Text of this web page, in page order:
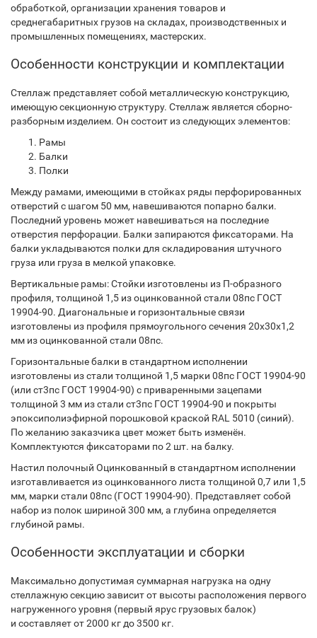
обработкой, организации хранения товаров и
среднегабаритных грузов на складах, производственных и
промышленных помещениях, мастерских.
Особенности конструкции и комплектации
Стеллаж представляет собой металлическую конструкцию,
имеющую секционную структуру. Стеллаж является сборно-
разборным изделием. Он состоит из следующих элементов:
Рамы
Балки
Полки
Между рамами, имеющими в стойках ряды перфорированных
отверстий с шагом 50 мм, навешиваются попарно балки.
Последний уровень может навешиваться на последние
отверстия перфорации. Балки запираются фиксаторами. На
балки укладываются полки для складирования штучного
груза или груза в мелкой упаковке.
Вертикальные рамы: Стойки изготовлены из П-образного
профиля, толщиной 1,5 из оцинкованной стали 08пс ГОСТ
19904-90. Диагональные и горизонтальные связи
изготовлены из профиля прямоугольного сечения 20х30х1,2
мм из оцинкованной стали 08пс.
Горизонтальные балки в стандартном исполнении
изготовлены из стали толщиной 1,5 марки 08пс ГОСТ 19904-90
(или ст3пс ГОСТ 19904-90) с приваренными зацепами
толщиной 3 мм из стали ст3пс ГОСТ 19904-90 и покрыты
эпоксиполиэфирной порошковой краской RAL 5010 (синий).
По желанию заказчика цвет может быть изменён.
Комплектуются фиксаторами по 2 шт. на балку.
Настил полочный Оцинкованный в стандартном исполнении
изготавливается из оцинкованного листа толщиной 0,7 или 1,5
мм, марки стали 08пс (ГОСТ 19904-90). Представляет собой
набор из полок шириной 300 мм, а глубина определяется
глубиной рамы.
Особенности эксплуатации и сборки
Максимально допустимая суммарная нагрузка на одну
стеллажную секцию зависит от высоты расположения первого
нагруженного уровня (первый ярус грузовых балок)
и составляет от 2000 кг до 3500 кг.